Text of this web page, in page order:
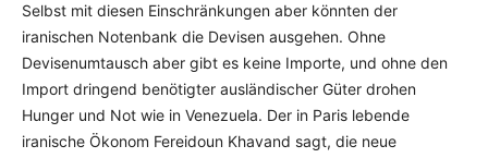
Selbst mit diesen Einschränkungen aber könnten der
iranischen Notenbank die Devisen ausgehen. Ohne
Devisenumtausch aber gibt es keine Importe, und ohne den
Import dringend benötigter ausländischer Güter drohen
Hunger und Not wie in Venezuela. Der in Paris lebende
iranische Ökonom Fereidoun Khavand sagt, die neue